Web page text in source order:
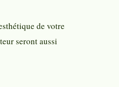
de votre
seront aussi